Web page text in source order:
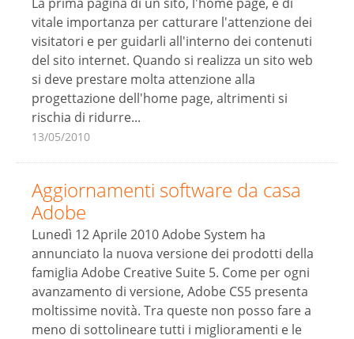
vitale importanza per catturare l'attenzione dei
visitatori e per guidarli all'interno dei contenuti
del sito internet. Quando si realizza un sito web
si deve prestare molta attenzione alla
progettazione dell'home page, altrimenti si
rischia di ridurre...
13/05/2010
Aggiornamenti software da casa
Adobe
Lunedì 12 Aprile 2010 Adobe System ha
annunciato la nuova versione dei prodotti della
famiglia Adobe Creative Suite 5. Come per ogni
avanzamento di versione, Adobe CS5 presenta
moltissime novità. Tra queste non posso fare a
meno di sottolineare tutti i miglioramenti e le